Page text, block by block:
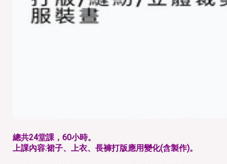
總共24堂課，60小時。
上課內容:裙子、上衣、長褲打版應用變化(含製作)。